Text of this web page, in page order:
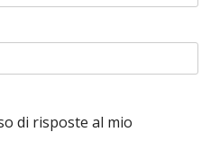
di risposte al mio